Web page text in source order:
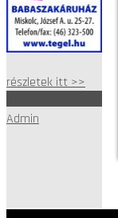
részletek itt >>
Admin